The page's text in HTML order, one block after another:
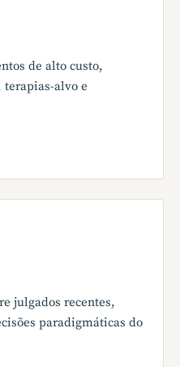
de alto custo,
terapias-alvo e
julgados recentes,
paradigmáticas do